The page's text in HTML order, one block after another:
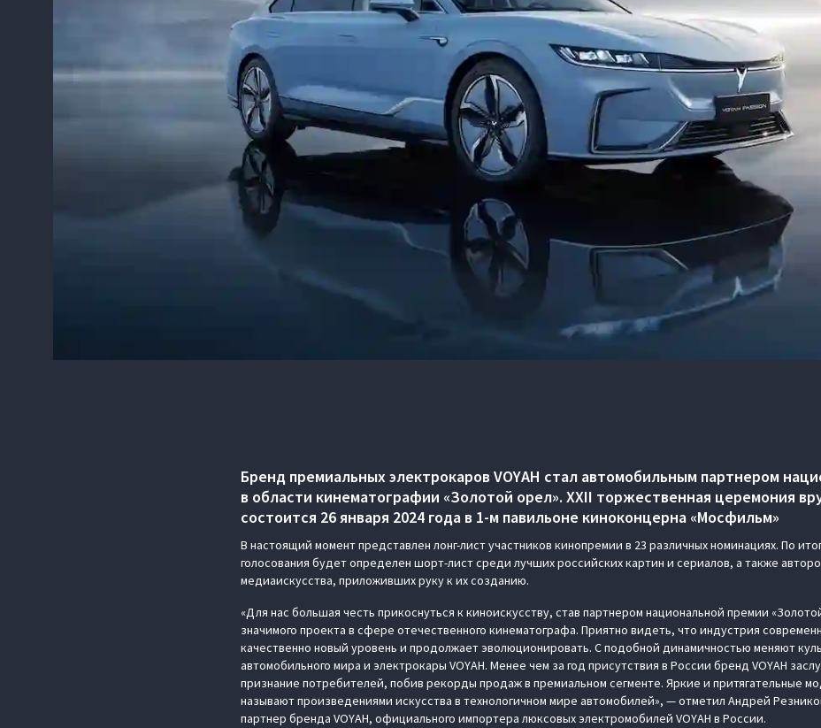
Бренд премиальных электрокаров VOYAH стал автомобильным партнером
в области кинематографии «Золотой орел». XXII торжественная церемония
состоится 26 января 2024 года в 1-м павильоне киноконцерна «Мосфильм»
В настоящий момент представлен лонг-лист участников кинопремии в 23 различных номинациях. По
голосования будет определен шорт-лист среди лучших российских картин и сериалов, а также
медиаискусства, приложивших руку к их созданию.
«Для нас большая честь прикоснуться к киноискусству, став партнером национальной премии
значимого проекта в сфере отечественного кинематографа. Приятно видеть, что индустрия
качественно новый уровень и продолжает эволюционировать. С подобной динамичностью меняют
автомобильного мира и электрокары VOYAH. Менее чем за год присутствия в России бренд VOYAH
признание потребителей, побив рекорды продаж в премиальном сегменте. Яркие и притягательные
называют произведениями искусства в технологичном мире автомобилей», — отметил Андрей
партнер бренда VOYAH, официального импортера люксовых электромобилей VOYAH в России.